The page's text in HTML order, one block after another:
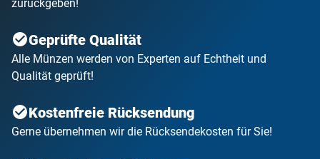
zurückgeben!
Geprüfte Qualität
Alle Münzen werden von Experten auf Echtheit und
Qualität geprüft!
Kostenfreie Rücksendung
Gerne übernehmen wir die Rücksendekosten für Sie!